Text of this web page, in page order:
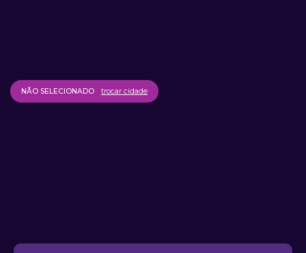
NÃO SELECIONADO trocar cidade